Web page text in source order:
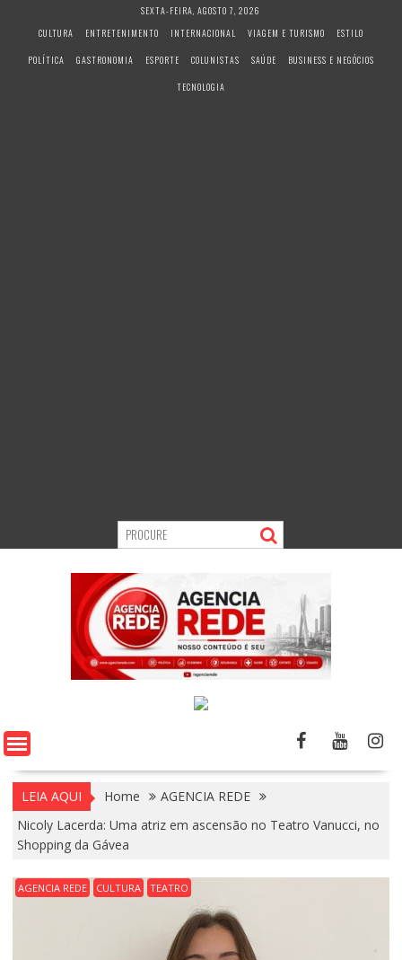
SEXTA-FEIRA, AGOSTO 7, 2026
CULTURA
ENTRETENIMENTO INTERNACIONAL VIAGEM E TURISMO
ESTILO
POLÍTICA
GASTRONOMIA ESPORTE COLUNISTAS SAÚDE
BUSINESS E NEGÓCIOS
TECNOLOGIA
LEIA AQUI Home
AGENCIA REDE
Nicoly Lacerda: Uma atriz em ascensão no Teatro Vanucci, no
Shopping da Gávea
AGENCIA REDE CULTURA TEATRO